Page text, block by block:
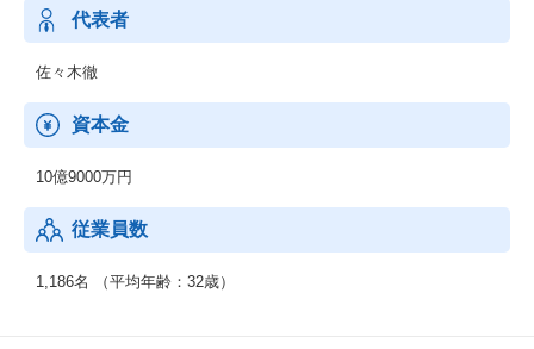
代表者
佐々木徹
資本金
10億9000万円
従業員数
1,186名 （平均年齢：32歳）